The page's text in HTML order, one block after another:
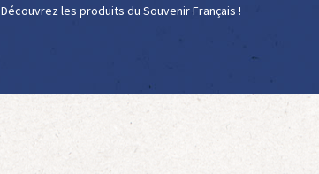
Découvrez les produits du Souvenir Français !